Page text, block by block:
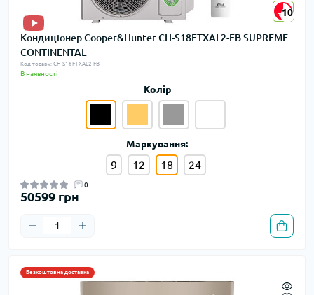
10
10
Кондиціонер Cooper&Hunter CH-S18FTXAL2-FB SUPREME
CONTINENTAL
Код товару: CH-S18FTXAL2-FB
В наявності
Колір
Маркування:
9 12 18 24
0
50599 грн
Безкоштовна доставка